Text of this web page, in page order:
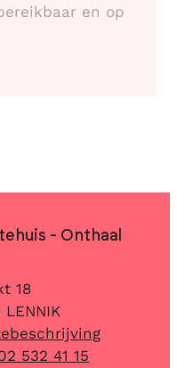
en op
& openingsuren
- Onthaal
18
LENNIK
532 41 15